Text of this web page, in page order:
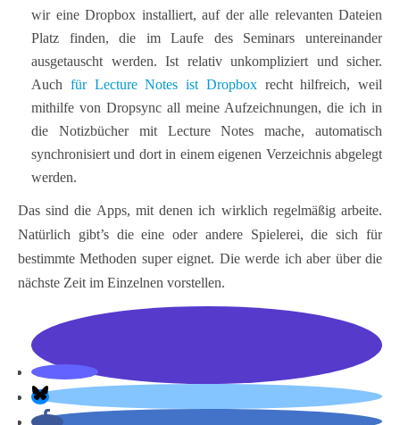
wir eine Dropbox installiert, auf der alle relevanten Dateien
Platz finden, die im Laufe des Seminars untereinander
ausgetauscht werden. Ist relativ unkompliziert und sicher.
Auch für Lecture Notes ist Dropboxrecht hilfreich, weil
mithilfe von Dropsync all meine Aufzeichnungen, die ich in
die Notizbücher mit Lecture Notes mache, automatisch
synchronisiert und dort in einem eigenen Verzeichnis abgelegt
werden.
Das sind die Apps, mit denen ich wirklich regelmäßig arbeite.
Natürlich gibt’s die eine oder andere Spielerei, die sich für
bestimmte Methoden super eignet. Die werde ich aber über die
nächste Zeit im Einzelnen vorstellen.